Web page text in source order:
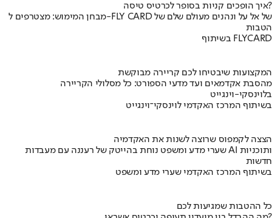
איך הופכים קניות בסופר לכרטיס טיסה?
מבחן המימוש: מצטרפים ל-FLY CARD של אל על ונהנים מעולם שלם של
הטבות
בשיתוף FLYCARD
המקצועות שיבטיחו לכם קריירה מבוקשת
מהסבת אקדמאים ועד מדעי הספורט: כל מסלולי הקריירה
בלוינסקי-וינגייט
בשיתוף המרכז האקדמי לוינסקי־וינגייט
הצצה לקמפוס שרוצה לשנות את האקדמיה
שערי מדע ומשפט נוחת בהייטק של רעננה עם מעבדות AI ותוכניות
חדשות
בשיתוף המרכז האקדמי שערי מדע ומשפט
כל ההטבות שמגיעות לכם